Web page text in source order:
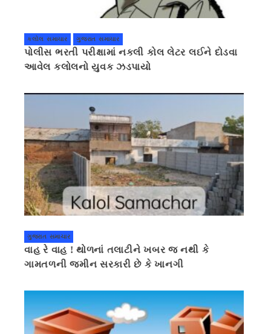
કલોલ સમાચાર ગુજરાત સમાચાર
પોલીસ ભરતી પરીક્ષામાં નકલી કોલ લેટર લઈને દોડવા
આવેલ કલોલનો યુવક ઝડપાયો
ગુજરાત સમાચાર
વાહ રે વાહ ! થોળનાં તલાટીને ખબર જ નથી કે
ગામતળની જમીન સરકારી છે કે ખાનગી